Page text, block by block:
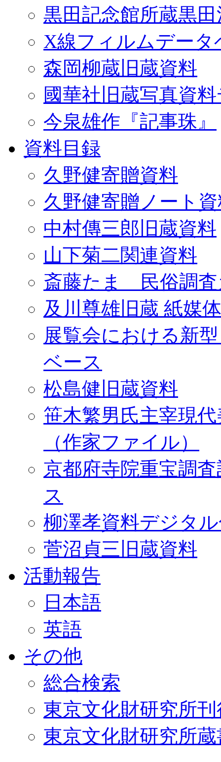
黒田記念館所蔵黒
X線フィルムデータ
森岡柳蔵旧蔵資料
國華社旧蔵写真資
今泉雄作『記事珠』
資料目録
久野健寄贈資料
久野健寄贈ノート
中村傳三郎旧蔵資料
山下菊二関連資料
斎藤たま 民俗調査
及川尊雄旧蔵 紙媒
展覧会における新
ベース
松島健旧蔵資料
笹木繁男氏主宰現
（作家ファイル）
京都府寺院重宝調
ス
柳澤孝資料デジタ
菅沼貞三旧蔵資料
活動報告
日本語
英語
その他
総合検索
東京文化財研究所
東京文化財研究所